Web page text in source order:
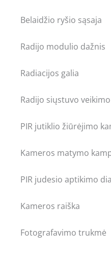
Belaidžio ryšio sąsaja
Radijo modulio dažnis
Radiacijos galia
Radijo siųstuvo
PIR jutiklio žiūrėjimo
Kameros matymo
PIR judesio aptikimo
Kameros raiška
Fotografavimo trukmė